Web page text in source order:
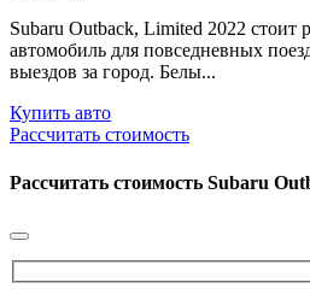
Subaru Outback, Limited 2022 стоит
автомобиль для повседневных
выездов за город. Белы...
Купить авто
Рассчитать стоимость
Рассчитать стоимость Subaru